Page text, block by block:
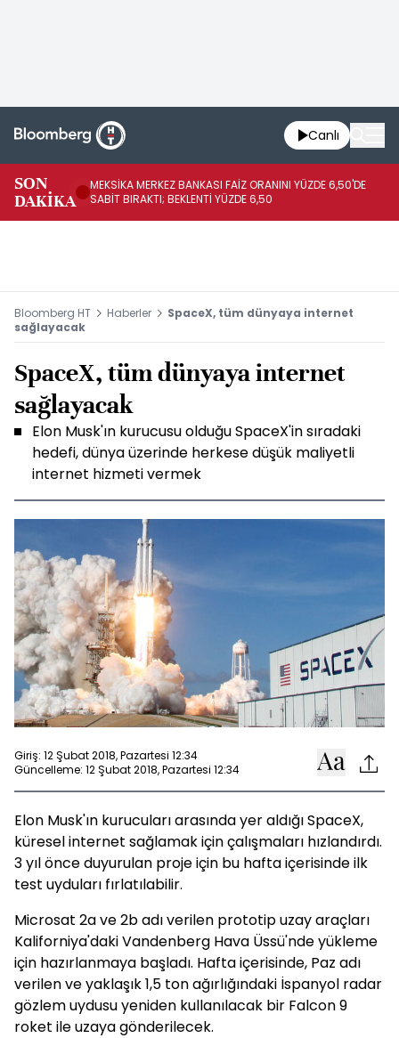
Canlı
SON
DAKİKA
MEKSİKA MERKEZ BANKASI FAİZ ORANINI YÜZDE 6,50'DE
SABİT BIRAKTI; BEKLENTİ YÜZDE 6,50
Bloomberg HT Haberler
SpaceX, tüm dünyaya internet
sağlayacak
SpaceX, tüm dünyaya internet
sağlayacak
Elon Musk'ın kurucusu olduğu SpaceX'in sıradaki
hedefi, dünya üzerinde herkese düşük maliyetli
internet hizmeti vermek
Giriş: 12 Şubat 2018, Pazartesi 12:34
Güncelleme: 12 Şubat 2018, Pazartesi 12:34
Elon Musk'ın kurucuları arasında yer aldığı SpaceX,
küresel internet sağlamak için çalışmaları hızlandırdı.
3 yıl önce duyurulan proje için bu hafta içerisinde ilk
test uyduları fırlatılabilir.
Microsat 2a ve 2b adı verilen prototip uzay araçları
Kaliforniya'daki Vandenberg Hava Üssü'nde yükleme
için hazırlanmaya başladı. Hafta içerisinde, Paz adı
verilen ve yaklaşık 1,5 ton ağırlığındaki İspanyol radar
gözlem uydusu yeniden kullanılacak bir Falcon 9
roket ile uzaya gönderilecek.